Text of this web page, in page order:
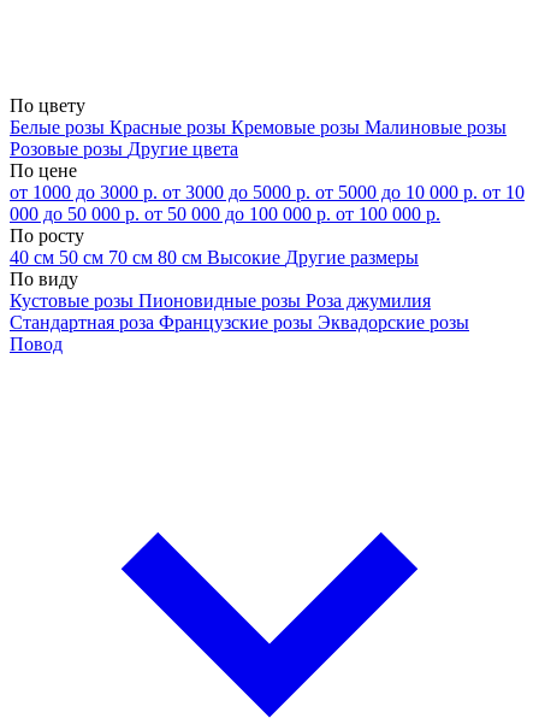
По цвету
Белые розы Красные розы Кремовые розы Малиновые розы
Розовые розы Другие цвета
По цене
от 1000 до 3000 р. от 3000 до 5000 р. от 5000 до 10 000 р. от 10
000 до 50 000 р. от 50 000 до 100 000 р. от 100 000 р.
По росту
40 см 50 см 70 см 80 см Высокие Другие размеры
По виду
Кустовые розы Пионовидные розы Роза джумилия
Стандартная роза Французские розы Эквадорские розы
Повод